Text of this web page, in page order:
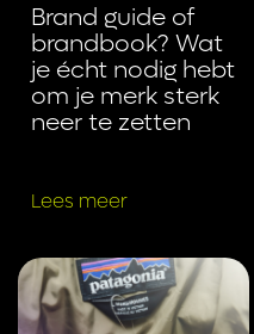
Brand guide of
brandbook? Wat
je écht nodig hebt
om je merk sterk
neer te zetten
Lees meer